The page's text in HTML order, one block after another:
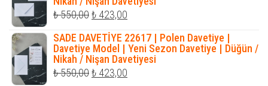
₺ 423,00.
₺550,00Orijinal
fiyat:
₺ 550,00.
₺ 423,00
fiyat:
₺ 423,00.
SADE DAVETİYE 22617 | Polen Davetiye |
Davetiye Model | Yeni Sezon Davetiye | Düğün /
Nikah / Nişan Davetiyesi
₺550,00Orijinal
₺ 423,00